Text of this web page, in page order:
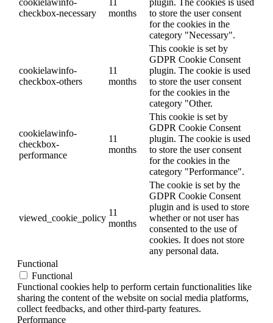
cookielawinfo-
checkbox-necessary
11
months
plugin. The cookies is used
to store the user consent
for the cookies in the
category "Necessary".
cookielawinfo-
checkbox-others
11
months
This cookie is set by
GDPR Cookie Consent
plugin. The cookie is used
to store the user consent
for the cookies in the
category "Other.
cookielawinfo-
checkbox-
performance
11
months
This cookie is set by
GDPR Cookie Consent
plugin. The cookie is used
to store the user consent
for the cookies in the
category "Performance".
viewed_cookie_policy
11
months
The cookie is set by the
GDPR Cookie Consent
plugin and is used to store
whether or not user has
consented to the use of
cookies. It does not store
any personal data.
Functional
Functional
Functional cookies help to perform certain functionalities like
sharing the content of the website on social media platforms,
collect feedbacks, and other third-party features.
Performance